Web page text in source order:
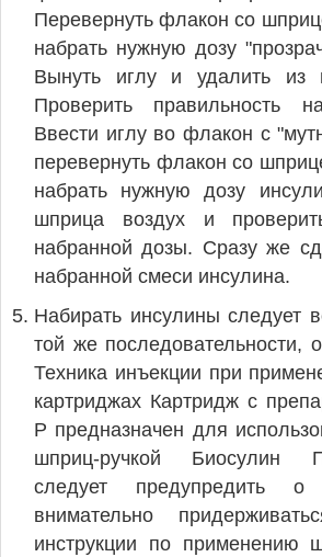
Перевернуть флакон со
набрать нужную дозу
Вынуть иглу и удалить из
Проверить правильность
Ввести иглу во флакон с
перевернуть флакон со
набрать нужную дозу
шприца воздух и
набранной дозы. Сразу же
набранной смеси инсулина.
Набирать инсулины следует
той же последовательности,
Техника инъекции при
картриджах Картридж с
Р предназначен для
шприц-ручкой Биосулин
следует предупредить о
внимательно
инструкции по применению